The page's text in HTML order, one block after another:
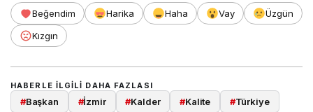
Beğendim Harika Haha Vay
Üzgün
Kızgın
HABERLE ILGILI DAHA FAZLASI
#Başkan #İzmir #Kalder #Kalite #Türkiye